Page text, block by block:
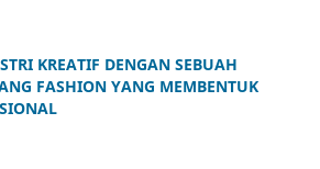
KREATIF DENGAN SEBUAH
FASHION YANG MEMBENTUK